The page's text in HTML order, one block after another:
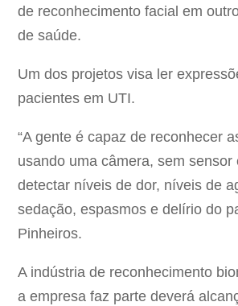
de reconhecimento facial em
de saúde.
Um dos projetos visa ler
pacientes em UTI.
“A gente é capaz de reconhecer
usando uma câmera, sem sensor
detectar níveis de dor, níveis de
sedação, espasmos e delírio do
Pinheiros.
A indústria de reconhecimento
a empresa faz parte deverá